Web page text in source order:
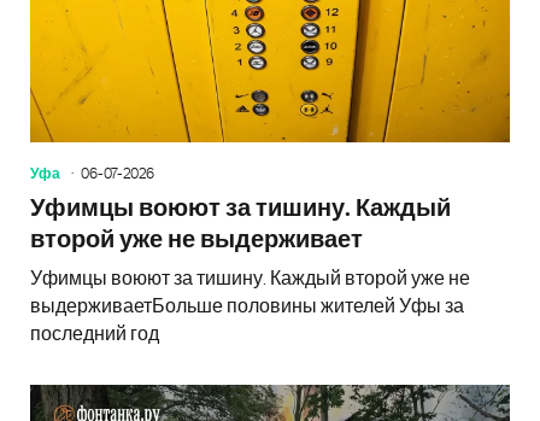
Уфа 06-07-2026
Уфимцы воюют за тишину. Каждый
второй уже не выдерживает
Уфимцы воюют за тишину. Каждый второй уже не
выдерживаетБольше половины жителей Уфы за
последний год